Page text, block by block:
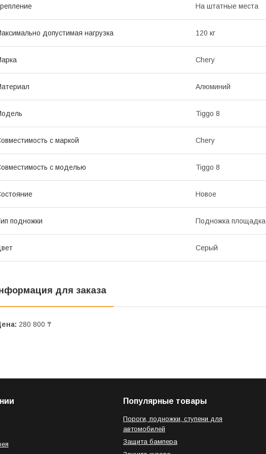
На штатные места
допустимая нагрузка 120 кг
Chery
Алюминий
Tiggo 8
с маркой Chery
с моделью Tiggo 8
Новое
подножки Подножка площадка
Серый
для заказа
280 800 ₸
Популярные товары
Пороги, подножки, ступени для
автомобилей
Защита бампера